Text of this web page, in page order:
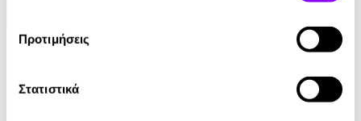
Προτιμήσεις
Στατιστικά
Audiobook • 1 Credit